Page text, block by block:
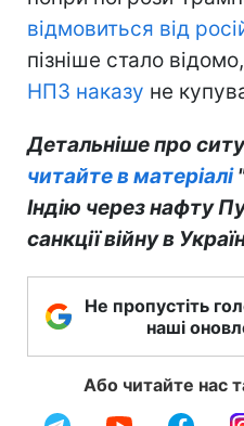
відмовиться від
пізніше стало
НПЗ наказу не
Детальніше про
читайте в матеріалі
Індію через нафту
санкції війну в
Не пропустіть
наші
Або читайте нас